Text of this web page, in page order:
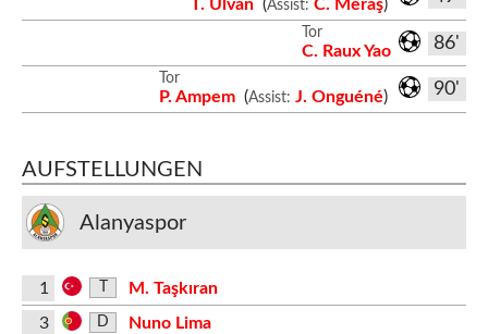
T. Ülvan (Assist: C. Meraş)
86'
Tor
C. Raux Yao
90'
Tor
P. Ampem (Assist: J. Onguéné)
AUFSTELLUNGEN
Alanyaspor
1
M. Taşkıran
3
D
Nuno Lima